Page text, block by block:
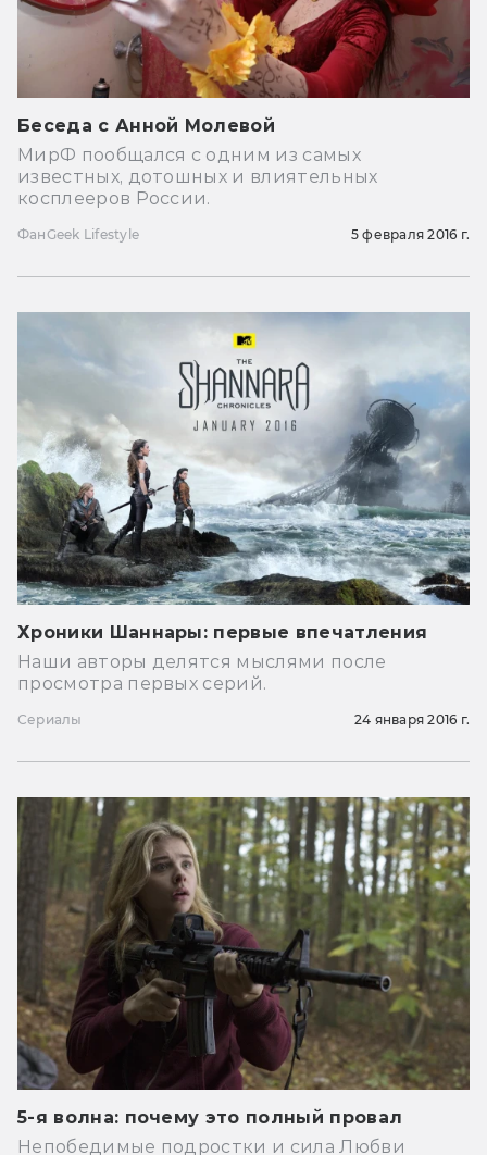
Беседа с Анной Молевой
МирФ пообщался с одним из самых
известных, дотошных и влиятельных
косплееров России.
ФанGeek Lifestyle 5 февраля 2016 г.
Хроники Шаннары: первые впечатления
Наши авторы делятся мыслями после
просмотра первых серий.
Сериалы 24 января 2016 г.
5-я волна: почему это полный провал
Непобедимые подростки и сила Любви